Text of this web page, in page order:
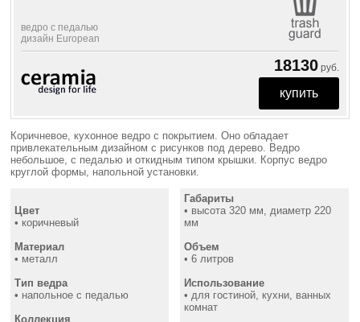
ведро с педалью
дизайн European
18130 руб.
Коричневое, кухонное ведро с покрытием. Оно обладает
привлекательным дизайном с рисунков под дерево. Ведро
небольшое, с педалью и откидным типом крышки. Корпус ведро
круглой формы, напольной установки.
Цвет
• коричневый
Материал
• металл
Тип ведра
• напольное с педалью
Коллекция
Габариты
• высота 320 мм, диаметр 220
мм
Объем
• 6 литров
Использование
• для гостиной, кухни, ванных
комнат